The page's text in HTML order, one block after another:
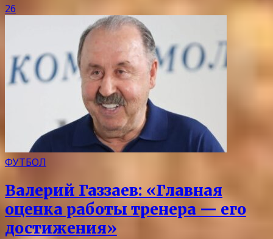
26
ФУТБОЛ
Валерий Газзаев: «Главная
оценка работы тренера — его
достижения»